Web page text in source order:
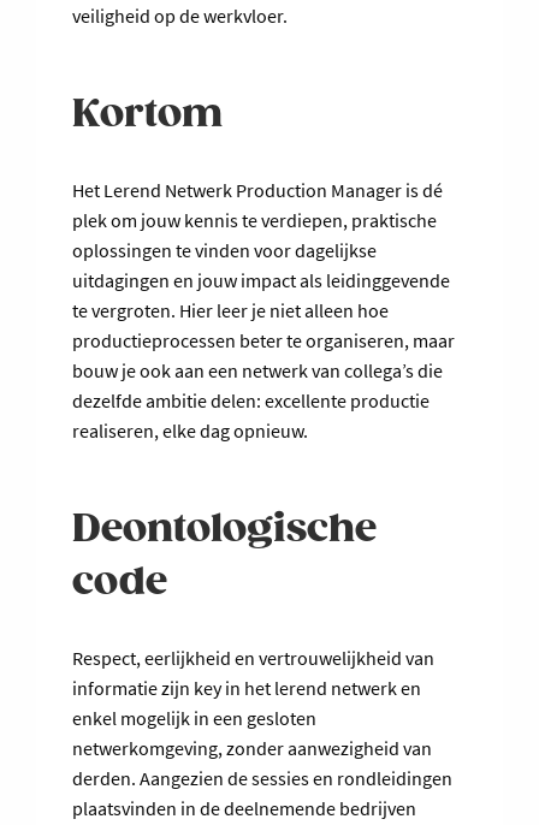
veiligheid op de werkvloer.
Kortom
Het Lerend Netwerk Production Manager is dé
plek om jouw kennis te verdiepen, praktische
oplossingen te vinden voor dagelijkse
uitdagingen en jouw impact als leidinggevende
te vergroten. Hier leer je niet alleen hoe
productieprocessen beter te organiseren, maar
bouw je ook aan een netwerk van collega’s die
dezelfde ambitie delen: excellente productie
realiseren, elke dag opnieuw.
Deontologische
code
Respect, eerlijkheid en vertrouwelijkheid van
informatie zijn key in het lerend netwerk en
enkel mogelijk in een gesloten
netwerkomgeving, zonder aanwezigheid van
derden. Aangezien de sessies en rondleidingen
plaatsvinden in de deelnemende bedrijven